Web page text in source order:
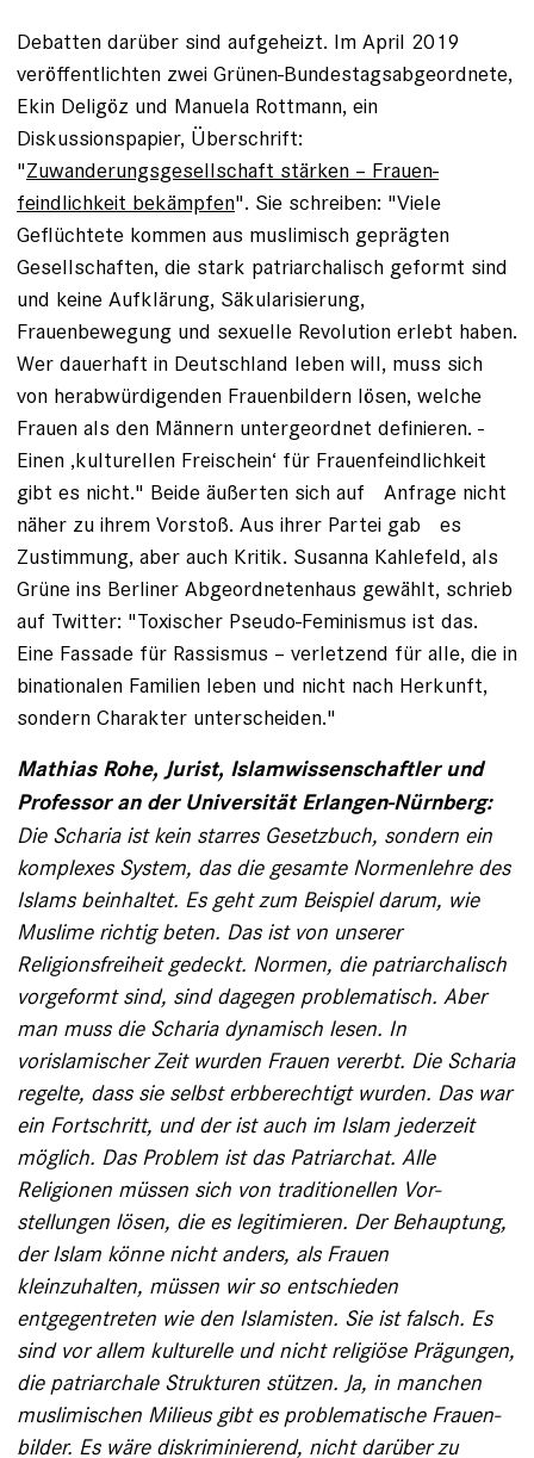
Debatten darüber sind aufgeheizt. Im April 2019
veröffentlichten zwei Grünen-Bundestagsabgeordnete,
Ekin Deligöz und Manuela Rottmann, ein
Diskussionspapier, Überschrift:
"Zuwanderungsgesellschaft stärken – Frauen­
feindlichkeit bekämpfen". Sie schreiben: "Viele
Geflüchtete kommen aus muslimisch geprägten
Gesellschaften, die stark patriarchalisch geformt sind
und keine Aufklärung, Säkularisierung,
Frauenbewegung und ­sexuelle Revolution erlebt haben.
Wer dauerhaft in Deutschland leben will, muss sich
von herab­würdigenden Frauenbildern lösen, ­welche
Frauen als den Männern unter­geordnet definieren. ­
Einen ‚kulturellen Freischein‘ für Frauenfeindlichkeit
gibt es nicht." Beide äußerten sich auf Anfrage nicht
näher zu ­ihrem Vorstoß. Aus ihrer Partei gab es
Zustimmung, aber auch Kritik. Susanna Kahlefeld, als
Grüne ins Berliner Abgeordnetenhaus gewählt, schrieb
auf Twitter: "Toxischer Pseudo-­Feminismus ist das.
Eine ­Fassade für Rassismus – verletzend für alle, die in
binationalen Familien leben und nicht nach Herkunft,
sondern Charakter unterscheiden."
Mathias Rohe, Jurist, Islamwissenschaftler und
Professor an der Universität Erlangen-Nürnberg:
Die Scharia ist kein starres Gesetzbuch, sondern ein
komplexes System, das die gesamte Normenlehre des
Islams beinhaltet. Es geht zum Beispiel darum, wie
Muslime richtig beten. Das ist von unserer
Religionsfreiheit gedeckt. Normen, die patriarchalisch
vorgeformt sind, sind dagegen problematisch. Aber
man muss die Scharia dynamisch lesen. In
vorislamischer Zeit ­wurden Frauen vererbt. Die Scharia
regelte, dass sie selbst erbberechtigt wurden. Das war
ein Fortschritt, und der ist auch im Islam jederzeit
möglich. Das Problem ist das Patriarchat. Alle
Religionen müssen sich von traditionellen Vor­
stellungen lösen, die es legitimieren. Der Behauptung,
der Islam könne nicht anders, als Frauen
kleinzuhalten, müssen wir so entschieden
entgegentreten wie den Islamisten. Sie ist falsch. Es
sind vor allem kulturelle und nicht religiöse ­Prägungen,
die patriarchale Strukturen stützen. Ja, in ­manchen
muslimischen Milieus gibt es problematische Frauen­
bilder. Es wäre diskriminierend, nicht darüber zu